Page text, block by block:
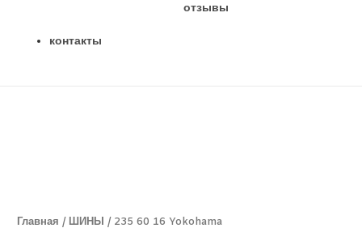
отзывы
контакты
Главная / ШИНЫ / 235 60 16 Yokohama